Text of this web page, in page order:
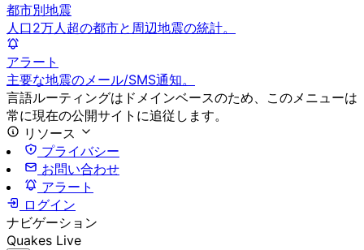
都市別地震
人口2万人超の都市と周辺地震の統計。
アラート
主要な地震のメール/SMS通知。
言語ルーティングはドメインベースのため、このメニューは
常に現在の公開サイトに追従します。
リソース
プライバシー
お問い合わせ
アラート
ログイン
ナビゲーション
Quakes Live